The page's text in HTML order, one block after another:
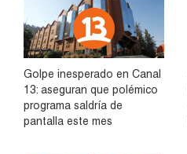
Golpe inesperado en Canal
13: aseguran que polémico
programa saldría de
pantalla este mes